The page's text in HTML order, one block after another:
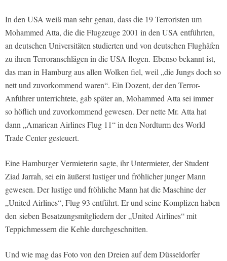
In den USA weiß man sehr genau, dass die 19 Terroristen um
Mohammed Atta, die die Flugzeuge 2001 in den USA entführten,
an deutschen Universitäten studierten und von deutschen Flughäfen
zu ihren Terroranschlägen in die USA flogen. Ebenso bekannt ist,
das man in Hamburg aus allen Wolken fiel, weil „die Jungs doch so
nett und zuvorkommend waren“. Ein Dozent, der den Terror-
Anführer unterrichtete, gab später an, Mohammed Atta sei immer
so höflich und zuvorkommend gewesen. Der nette Mr. Atta hat
dann „Amarican Airlines Flug 11“ in den Nordturm des World
Trade Center gesteuert.
Eine Hamburger Vermieterin sagte, ihr Untermieter, der Student
Ziad Jarrah, sei ein äußerst lustiger und fröhlicher junger Mann
gewesen. Der lustige und fröhliche Mann hat die Maschine der
„United Airlines“, Flug 93 entführt. Er und seine Komplizen haben
den sieben Besatzungsmitgliedern der „United Airlines“ mit
Teppichmessern die Kehle durchgeschnitten.
Und wie mag das Foto von den Dreien auf dem Düsseldorfer